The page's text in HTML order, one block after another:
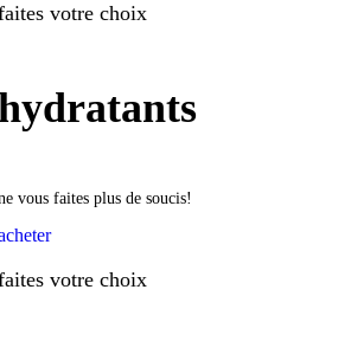
votre choix
vous faites plus de soucis!
votre choix